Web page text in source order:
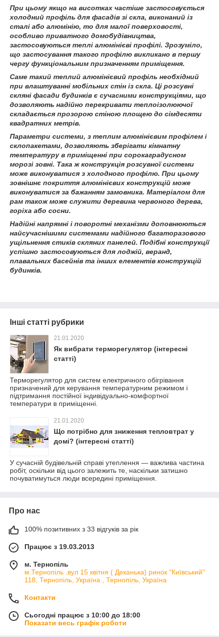
При цьому якщо на висотках частіше застосовується
холодний профіль для фасадів зі скла, виконаний із
сталі або алюмінію, то для малої поверховості,
особливо приватного домобудівництва,
застосовуються теплі алюмінієві профілі. Зрозуміло,
що застосування такого профілю викликано в першу
чергу функціональним призначенням приміщення.
Саме такий теплий алюмінієвий профіль необхідний
при влаштуванні мобільних стін із скла. Ці розсувні
скляні фасади будинків є сучасними конструкціями, що
дозволяють надійно перекривати теплоізолюючої
складається прозорою стіною площею до сімдесяти
квадратних метрів.
Параметри системи, з теплим алюмінієвим профілем і
склопакетами, дозволяють зберігати кімнатну
температуру в приміщенні при сорокаградусном
морозі зовні. Така ж конструкція розсувної системи
може виконуватися з холодного профілю. При цьому
зовнішнє покриття алюмінієвих конструкцій може
виконуватися за бажанням замовника. Матеріалом для
рам також може служити деревина червоного дерева,
горіха або сосни.
Надійні напрямні і поворотні механізми доповнюються
найсучаснішими системами надійного багаторазового
ущільнення стиків скляних панелей. Подібні конструкції
успішно застосовуються для лоджій, веранд,
плавальних басейнів та інших елементів конструкцій
будинків.
Інші статті рубрики
21.01.2020
Як вибрати терморегулятор (інтересні
статті)
Терморегулятор для систем електричного обігрівання
призначений для керування температурним режимом і
підтримання постійної індивідуально-комфортної
температури в приміщенні.
21.01.2020
Що потрібно для зниження тепловтрат у
домі? (інтересні статті)
У сучасній будівельній справі утеплення — важлива частина
робіт, оскільки від цього залежить те, наскільки затишно
почуватимуться люди всередині приміщення.
Про нас
100% позитивних з 33 відгуків за рік
Працює з 19.03.2013
м. Тернопіль
м.Тернопіль .вул 15 квітня ( Деканька) ринок "Київський"
118, Тернопіль, Україна , Тернопіль, Україна
Контакти
Сьогодні працює з 10:00 до 18:00
Показати весь графік роботи